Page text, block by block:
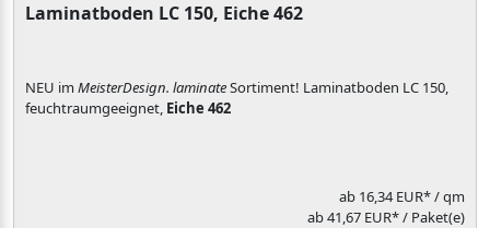
Laminatboden LC 150, Eiche 462
NEU imMeisterDesign. laminateSortiment! Laminatboden LC 150,
feuchtraumgeeignet, Eiche 462
ab 16,34 EUR*/ qm
ab 41,67 EUR* / Paket(e)